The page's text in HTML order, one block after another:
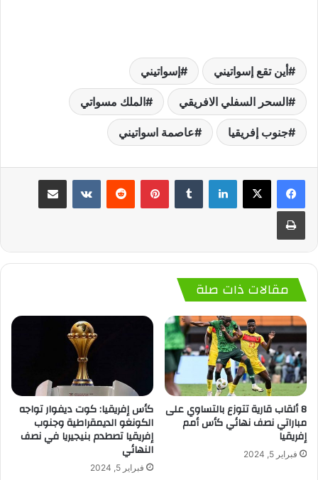
أين تقع إسواتيني إسواتيني
السحر السفلي الافريقي الملك مسواتي
جنوب إفريقيا عاصمة اسواتيني
لينكدإن بينتيريست
مقالات ذات صلة
8 ألقاب قارية تتوزع بالتساوي على
مباراتي نصف نهائي كأس أمم
إفريقيا
فبراير 5, 2024
كأس إفريقيا: كوت ديفوار تواجه
الكونغو الديمقراطية وجنوب
إفريقيا تصطدم بنيجيريا في نصف
النهائي
فبراير 5, 2024